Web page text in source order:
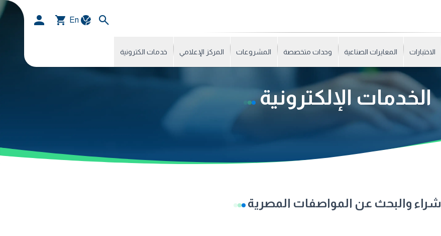
En
الاختبارات المعايرات الصناعية وحدات متخصصة المشروعات المركز الإعلامي خدمات الكترونية
الخدمات الإلكترونية
شراء والبحث عن المواصفات المصرية